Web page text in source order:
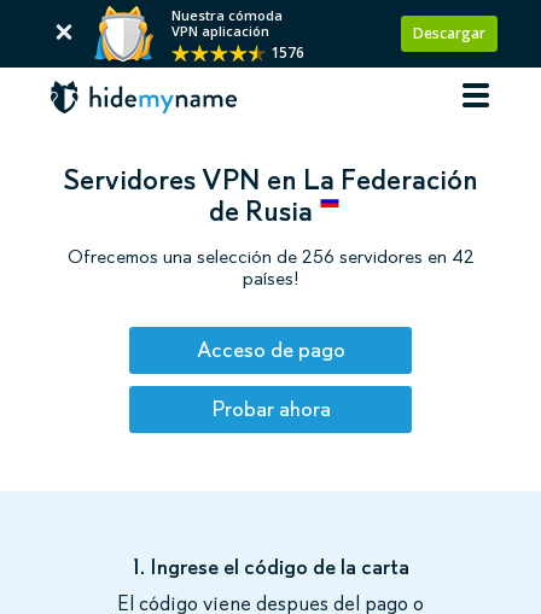
Nuestra cómoda
VPN aplicación
1576
Descargar
Servidores VPN en La Federación
de Rusia
Ofrecemos una selección de 256 servidores en 42
países!
Acceso de pago
Probar ahora
1. Ingrese el código de la carta
El código viene despues del pago o